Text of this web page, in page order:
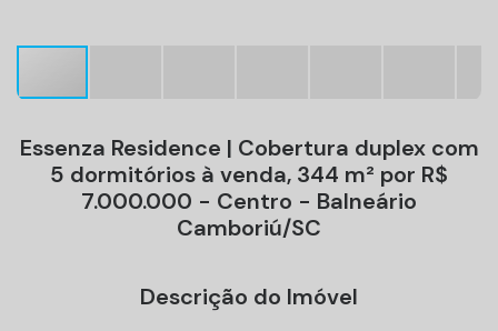
Essenza Residence | Cobertura duplex com
5 dormitórios à venda, 344 m² por R$
7.000.000 - Centro - Balneário
Camboriú/SC
Descrição do Imóvel